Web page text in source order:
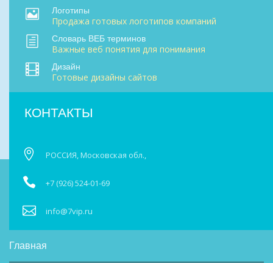
Логотипы
Продажа готовых логотипов компаний
Словарь ВЕБ терминов
Важные веб понятия для понимания
Дизайн
Готовые дизайны сайтов
КОНТАКТЫ
РОССИЯ, Московская обл.,
+7 (926) 524-01-69
info@7vip.ru
Главная